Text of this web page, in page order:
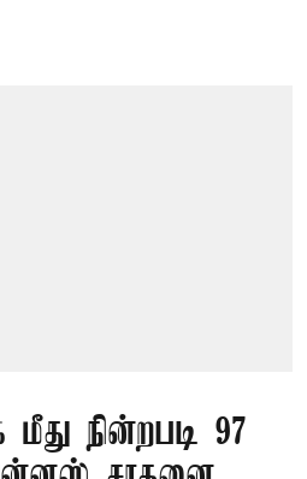
நின்றபடி 97